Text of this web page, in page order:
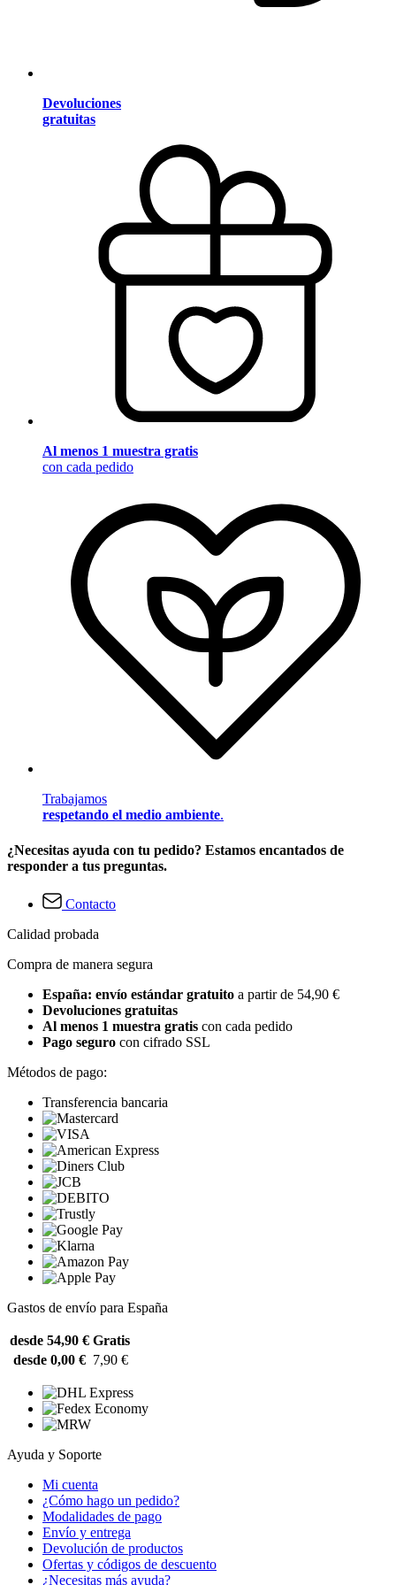
Devoluciones
gratuitas
Al menos 1 muestra gratis
con cada pedido
Trabajamos
respetando el medio ambiente.
¿Necesitas ayuda con tu pedido? Estamos encantados de
responder a tus preguntas.
Contacto
Calidad probada
Compra de manera segura
España: envío estándar gratuito a partir de 54,90 €
Devoluciones gratuitas
Al menos 1 muestra gratis con cada pedido
Pago seguro con cifrado SSL
Métodos de pago:
Transferencia bancaria
Gastos de envío para España
desde 54,90 € Gratis
desde 0,00 € 7,90 €
Ayuda y Soporte
Mi cuenta
¿Cómo hago un pedido?
Modalidades de pago
Envío y entrega
Devolución de productos
Ofertas y códigos de descuento
¿Necesitas más ayuda?